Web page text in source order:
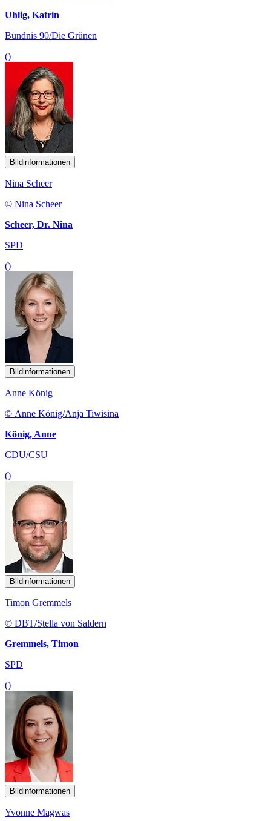
Uhlig, Katrin
Bündnis 90/Die Grünen
()
Bildinformationen
Nina Scheer
© Nina Scheer
Scheer, Dr. Nina
SPD
()
Bildinformationen
Anne König
© Anne König/Anja Tiwisina
König, Anne
CDU/CSU
()
Bildinformationen
Timon Gremmels
© DBT/Stella von Saldern
Gremmels, Timon
SPD
()
Bildinformationen
Yvonne Magwas